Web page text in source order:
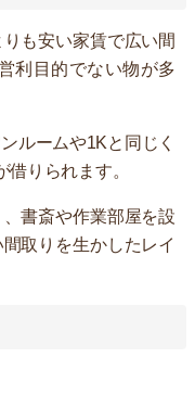
も安い家賃で広い間
利目的でない物が多
ルームや1Kと同じく
りられます。
書斎や作業部屋を設
取りを生かしたレイ